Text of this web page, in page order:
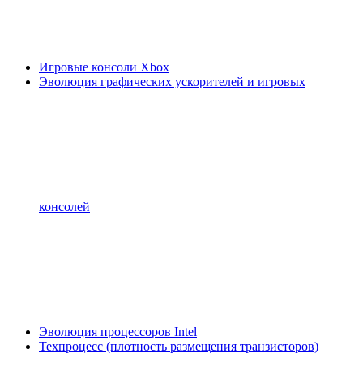
Игровые консоли Xbox
Эволюция графических ускорителей и игровых
консолей
Эволюция процессоров Intel
Техпроцесс (плотность размещения транзисторов)